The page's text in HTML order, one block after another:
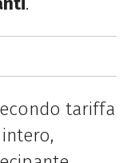
tariffa